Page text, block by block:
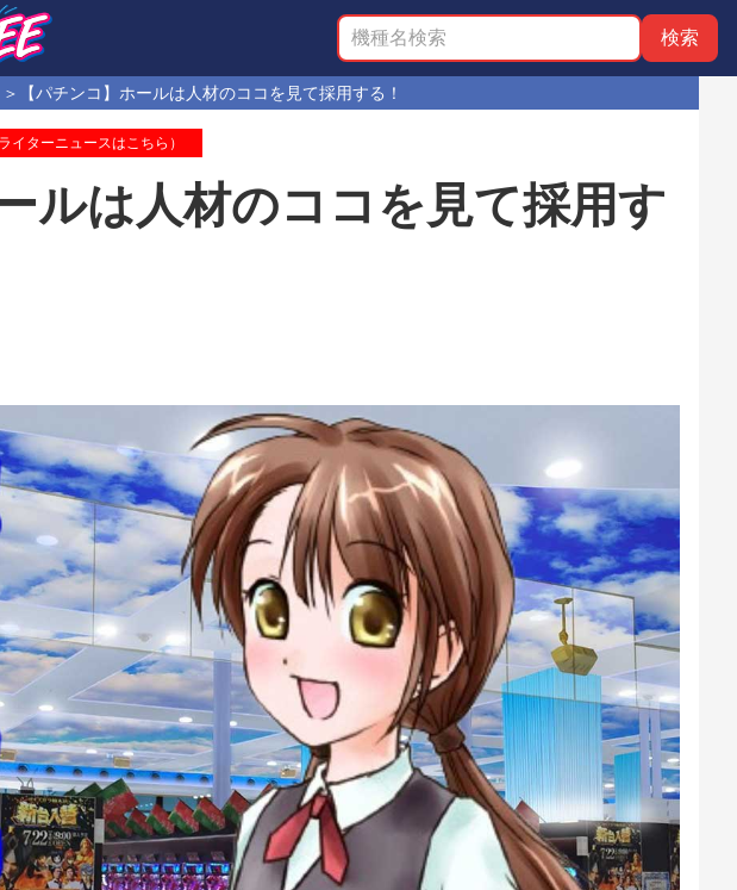
【パチンコ】ホールは人材のココを見て採用する！
イターニュースはこちら）
ルは人材のココを見て採用す